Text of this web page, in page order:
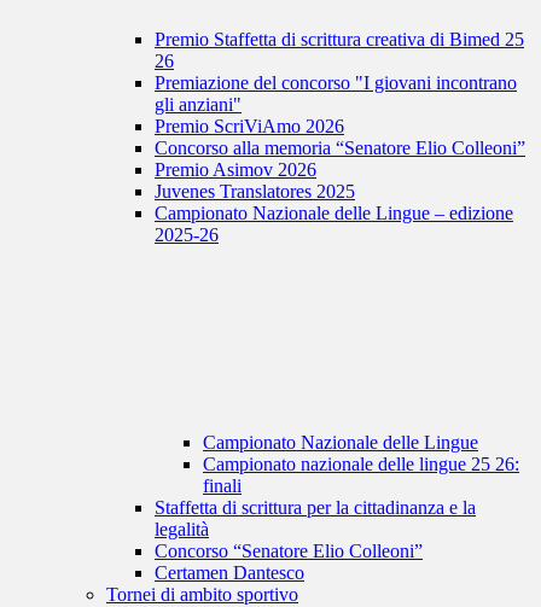
Premio Staffetta di scrittura creativa di Bimed 25
26
Premiazione del concorso "I giovani incontrano
gli anziani"
Premio ScriViAmo 2026
Concorso alla memoria “Senatore Elio Colleoni”
Premio Asimov 2026
Juvenes Translatores 2025
Campionato Nazionale delle Lingue – edizione
2025-26
Campionato Nazionale delle Lingue
Campionato nazionale delle lingue 25 26:
finali
Staffetta di scrittura per la cittadinanza e la
legalità
Concorso “Senatore Elio Colleoni”
Certamen Dantesco
Tornei di ambito sportivo